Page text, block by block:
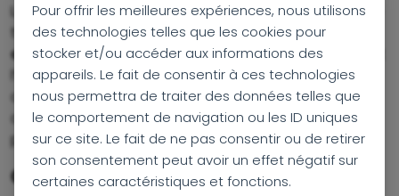
Pour offrir les meilleures expériences, nous utilisons
des technologies telles que les cookies pour
stocker et/ou accéder aux informations des
appareils. Le fait de consentir à ces technologies
nous permettra de traiter des données telles que
le comportement de navigation ou les ID uniques
sur ce site. Le fait de ne pas consentir ou de retirer
son consentement peut avoir un effet négatif sur
certaines caractéristiques et fonctions.
Le coût d’un voyage au Chili varie selon la saison et le
type d’hébergement. En moyenne, unbudget
quotidienpeut osciller entre 100 et 300 euros, incluant
l’hébergement, la nourriture et les excursions. Les
activités comme les circuits organisés, les excursions
dans lesparcs nationauxou la visite des vignobles
peuvent ajouter des coûts supplémentaires.
OPTIONS D’HÉBERGEMENT